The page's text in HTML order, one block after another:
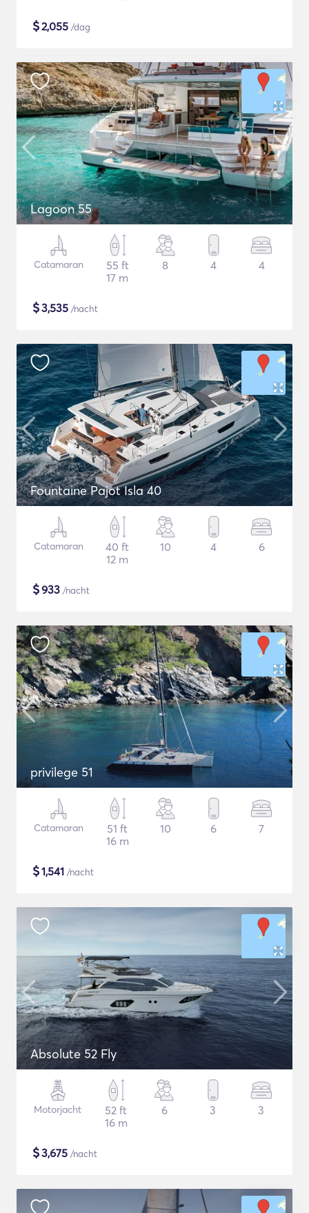
$2,055 /dag
Lagoon 55
Catamaran
55 ft
17 m
8 4 4
$3,535 /nacht
Fountaine Pajot Isla 40
Catamaran
40 ft
12 m
10 4 6
$933 /nacht
privilege 51
Catamaran
51 ft
16 m
10 6 7
$1,541 /nacht
Absolute 52 Fly
Motorjacht
52 ft
16 m
6 3 3
$3,675 /nacht